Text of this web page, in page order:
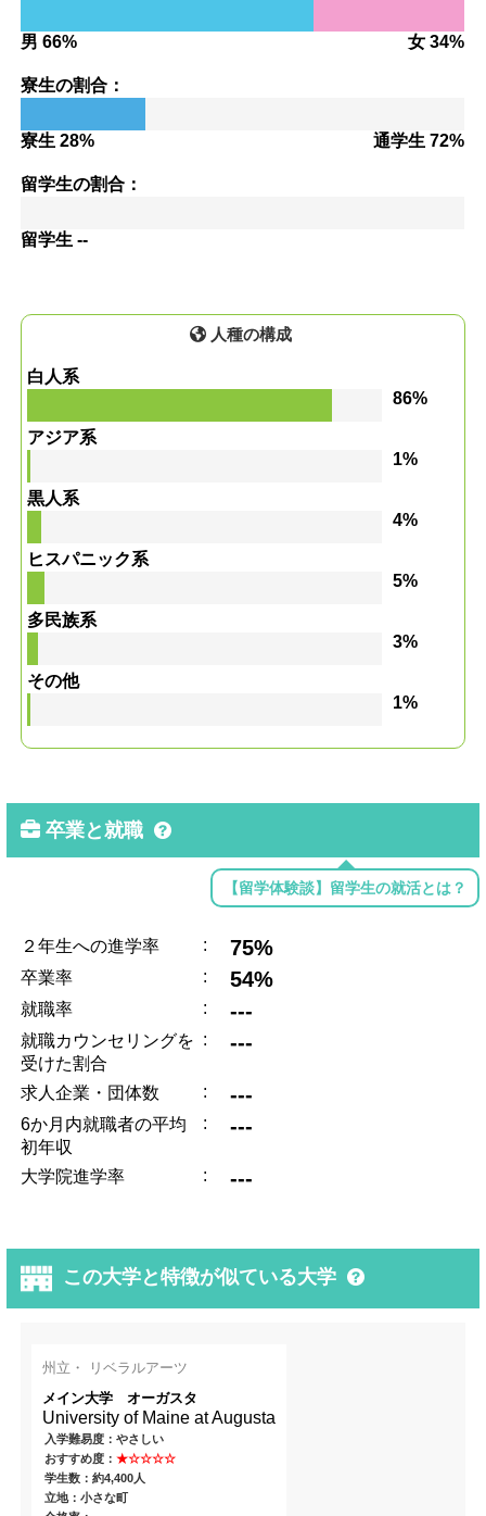
男 66% 女 34%
寮生の割合：
寮生 28% 通学生 72%
留学生の割合：
留学生 --
人種の構成
白人系
86%
アジア系
1%
黒人系
4%
ヒスパニック系
5%
多民族系
3%
その他
1%
卒業と就職
【留学体験談】留学生の就活とは？
２年生への進学率 : 75%
卒業率 : 54%
就職率 : ---
就職カウンセリングを
受けた割合
: ---
求人企業・団体数 : ---
6か月内就職者の平均
初年収
: ---
大学院進学率 : ---
この大学と特徴が似ている大学
州立・ リベラルアーツ
メイン大学 オーガスタ
University of Maine at Augusta
入学難易度：やさしい
おすすめ度：★☆☆☆☆
学生数：約4,400人
立地：小さな町